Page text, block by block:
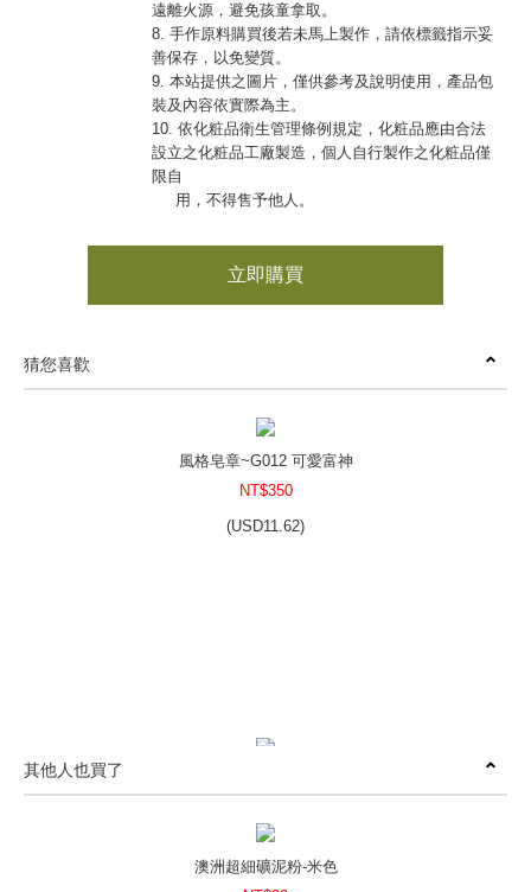
遠離火源，避免孩童拿取。
8. 手作原料購買後若未馬上製作，請依標籤指示妥
善保存，以免變質。
9. 本站提供之圖片，僅供參考及說明使用，產品包
裝及內容依實際為主。
10. 依化粧品衛生管理條例規定，化粧品應由合法
設立之化粧品工廠製造，個人自行製作之化粧品僅
限自
用，不得售予他人。
立即購買
猜您喜歡
風格皂章~G012 可愛富神
NT$350
(USD11.62)
USD11.62)
其他人也買了
澳洲超細礦泥粉-米色